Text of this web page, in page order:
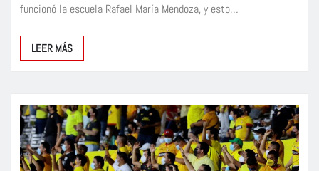
funcionó la escuela Rafael María Mendoza, y esto…
LEER MÁS